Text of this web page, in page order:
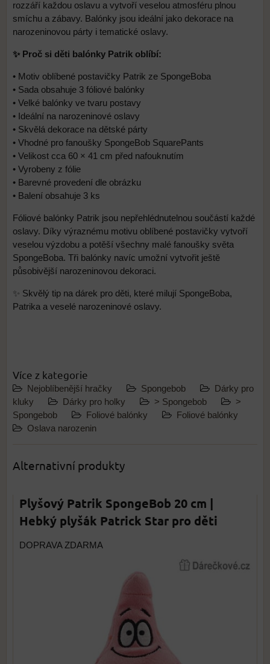
rozzáří každou oslavu a vytvoří veselou atmosféru plnou
smíchu a zábavy. Balónky jsou ideální jako dekorace na
narozeninovou párty i tematické oslavy.
✨ Proč si děti balónky Patrik oblíbí:
• Motiv oblíbené postavičky Patrik ze SpongeBoba
• Sada obsahuje 3 fóliové balónky
• Velké balónky ve tvaru postavy
• Ideální na narozeninové oslavy
• Skvělá dekorace na dětské párty
• Vhodné pro fanoušky SpongeBob SquarePants
• Velikost cca 60 × 41 cm před nafouknutím
• Vyrobeny z fólie
• Barevné provedení dle obrázku
• Balení obsahuje 3 ks
Fóliové balónky Patrik jsou nepřehlédnutelnou součástí každé
oslavy. Díky výraznému motivu oblíbené postavičky vytvoří
veselou výzdobu a potěší všechny malé fanoušky světa
SpongeBoba. Tři balónky navíc umožní vytvořit ještě
působivější narozeninovou dekoraci.
✨ Skvělý tip na dárek pro děti, které milují SpongeBoba,
Patrika a veselé narozeninové oslavy.
Více z kategorie
Nejoblíbenější hračky Spongebob
Dárky pro
kluky
Dárky pro holky > Spongebob
>
Spongebob
Foliové balónky
Foliové balónky
Oslava narozenin
Alternativní produkty
Plyšový Patrik SpongeBob 20 cm |
Hebký plyšák Patrick Star pro děti
DOPRAVA ZDARMA